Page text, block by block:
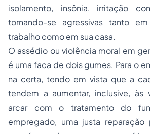
isolamento, insônia, irritação
tornando-se agressivas tanto
trabalho como em sua casa.
O assédio ou violência moral em
é uma faca de dois gumes. Para o
na certa, tendo em vista que a
tendem a aumentar, inclusive, às
arcar com o tratamento do
empregado, uma justa